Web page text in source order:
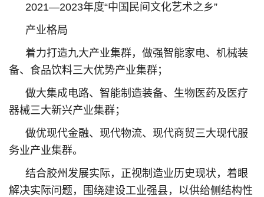
2021—2023年度“中国民间文化艺术之乡”
产业格局
着力打造九大产业集群，做强智能家电、机械装
备、食品饮料三大优势产业集群；
做大集成电路、智能制造装备、生物医药及医疗
器械三大新兴产业集群；
做优现代金融、现代物流、现代商贸三大现代服
务业产业集群。
结合胶州发展实际，正视制造业历史现状，着眼
解决实际问题，围绕建设工业强县，以供给侧结构性